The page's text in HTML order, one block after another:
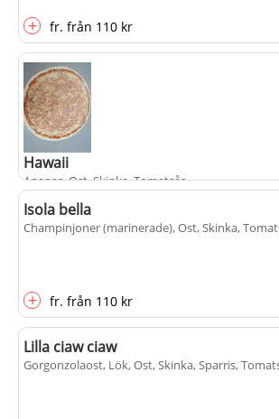
+ fr. från 110 kr
Hawaii
Ananas, Ost, Skinka, Tomatsås.
Isola bella
Champinjoner (marinerade), Ost, Skinka,
+ fr. från 110 kr
Lilla ciaw ciaw
Gorgonzolaost, Lök, Ost, Skinka, Sparris,